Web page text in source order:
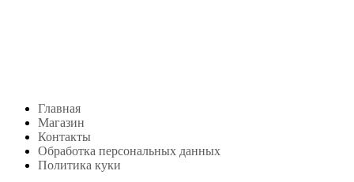
Главная
Магазин
Контакты
Обработка персональных данных
Политика куки